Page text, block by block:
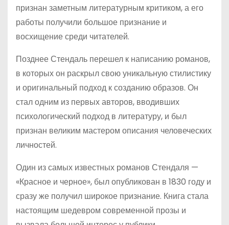
признан заметным литературным критиком, а его
работы получили большое признание и
восхищение среди читателей.
Позднее Стендаль перешел к написанию романов,
в которых он раскрыл свою уникальную стилистику
и оригинальный подход к созданию образов. Он
стал одним из первых авторов, вводивших
психологический подход в литературу, и был
признан великим мастером описания человеческих
личностей.
Один из самых известных романов Стендаля —
«Красное и черное», был опубликован в 1830 году и
сразу же получил широкое признание. Книга стала
настоящим шедевром современной прозы и